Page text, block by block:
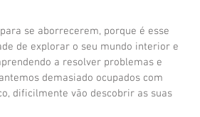
se aborrecerem, porque é esse
de explorar o seu mundo interior e
a resolver problemas e
demasiado ocupados com
dificilmente vão descobrir as suas